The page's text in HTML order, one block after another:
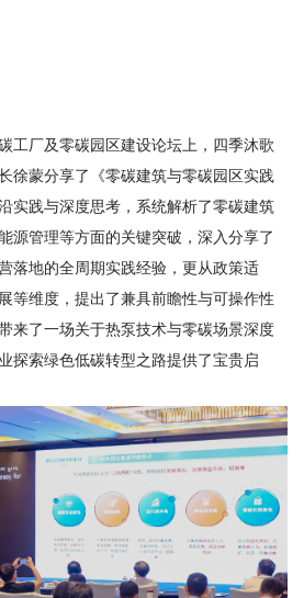
工厂及零碳园区建设论坛上，四季沐歌
徐蒙分享了《零碳建筑与零碳园区实践
实践与深度思考，系统解析了零碳建筑
源管理等方面的关键突破，深入分享了
落地的全周期实践经验，更从政策适
等维度，提出了兼具前瞻性与可操作性
来了一场关于热泵技术与零碳场景深度
探索绿色低碳转型之路提供了宝贵启